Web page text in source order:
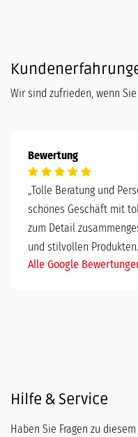
Wir sind zufrieden, wenn
Bewertung
„Tolle Beratung und
schönes Geschäft mit
zum Detail
und stilvollen
Alle Google
Hilfe & Service
Haben Sie Fragen zu